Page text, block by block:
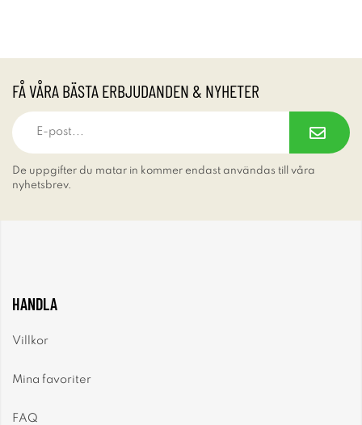
FÅ VÅRA BÄSTA ERBJUDANDEN & NYHETER
De uppgifter du matar in kommer endast användas till våra
nyhetsbrev.
HANDLA
Villkor
Mina favoriter
FAQ